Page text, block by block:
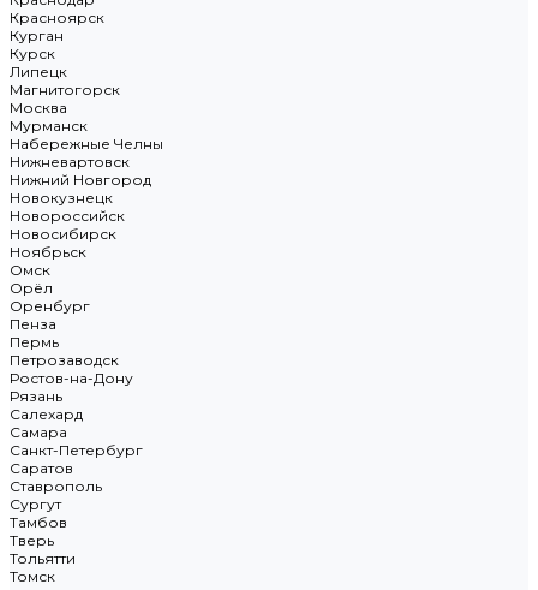
Красноярск
Курган
Курск
Липецк
Магнитогорск
Москва
Мурманск
Набережные Челны
Нижневартовск
Нижний Новгород
Новокузнецк
Новороссийск
Новосибирск
Ноябрьск
Омск
Орёл
Оренбург
Пенза
Пермь
Петрозаводск
Ростов-на-Дону
Рязань
Салехард
Самара
Санкт-Петербург
Саратов
Ставрополь
Сургут
Тамбов
Тверь
Тольятти
Томск